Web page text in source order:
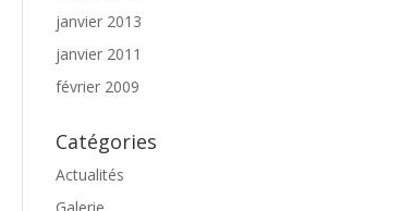
janvier 2013
janvier 2011
février 2009
Catégories
Actualités